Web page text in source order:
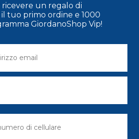
ricevere un regalo di
tuo primo ordine e 1000
GiordanoShop Vip!